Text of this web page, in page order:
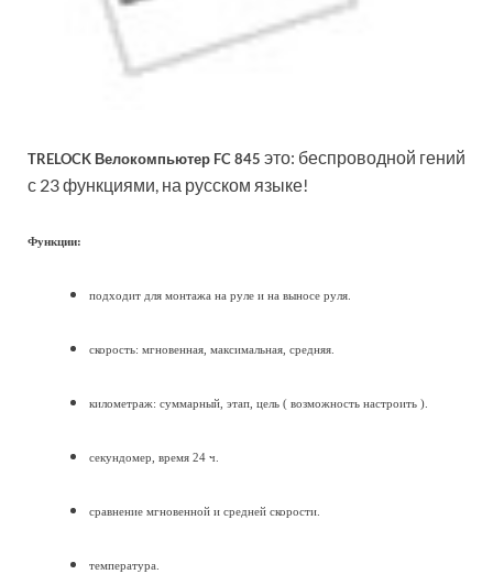
TRELOCK Велокомпьютер FC 845 это: беспроводной гений
с 23 функциями, на русском языке!
Функции:
подходит для монтажа на руле и на выносе руля.
скорость: мгновенная, максимальная, средняя.
километраж: суммарный, этап, цель ( возможность настроить ).
секундомер, время 24 ч.
сравнение мгновенной и средней скорости.
температура.